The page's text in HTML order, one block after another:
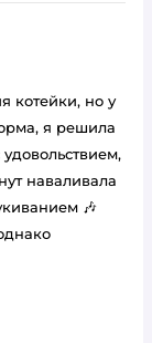
котейки, но у
я решила
наваливала
🎶